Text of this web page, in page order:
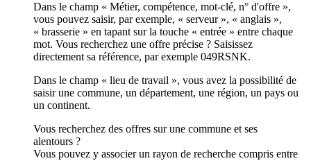
Dans le champ « Métier, compétence, mot-clé, n° d'offre »,
vous pouvez saisir, par exemple, « serveur », « anglais »,
« brasserie » en tapant sur la touche « entrée » entre chaque
mot. Vous recherchez une offre précise ? Saisissez
directement sa référence, par exemple 049RSNK.
Dans le champ « lieu de travail », vous avez la possibilité de
saisir une commune, un département, une région, un pays ou
un continent.
Vous recherchez des offres sur une commune et ses
alentours ?
Vous pouvez y associer un rayon de recherche compris entre